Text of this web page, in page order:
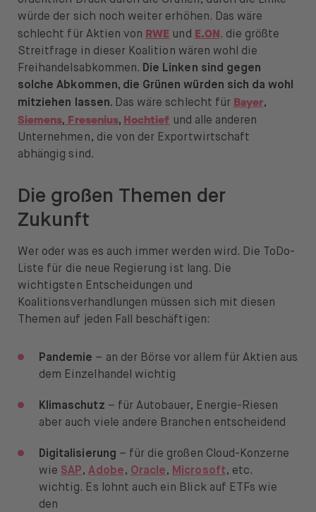
würde der sich noch weiter erhöhen. Das wäre
schlecht für Aktien von RWE und E.ON. die größte
Streitfrage in dieser Koalition wären wohl die
Freihandelsabkommen. Die Linken sind gegen
solche Abkommen, die Grünen würden sich da wohl
mitziehen lassen. Das wäre schlecht für Bayer,
Siemens, Fresenius, Hochtief und alle anderen
Unternehmen, die von der Exportwirtschaft
abhängig sind.
Die großen Themen der
Zukunft
Wer oder was es auch immer werden wird. Die ToDo-
Liste für die neue Regierung ist lang. Die
wichtigsten Entscheidungen und
Koalitionsverhandlungen müssen sich mit diesen
Themen auf jeden Fall beschäftigen:
Pandemie – an der Börse vor allem für Aktien aus
dem Einzelhandel wichtig
Klimaschutz – für Autobauer, Energie-Riesen
aber auch viele andere Branchen entscheidend
Digitalisierung – für die großen Cloud-Konzerne
wie SAP,Adobe, Oracle, Microsoft, etc.
wichtig. Es lohnt auch ein Blick auf ETFs wie
den